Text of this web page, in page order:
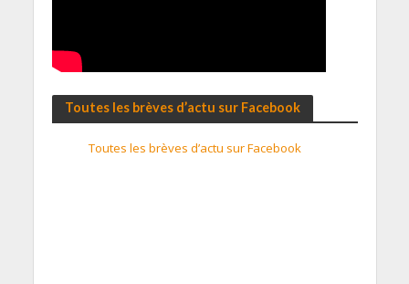
Toutes les brèves d’actu sur Facebook
Toutes les brèves d’actu sur Facebook